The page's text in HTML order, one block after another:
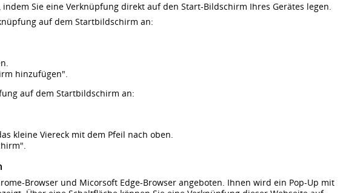
Sie eine Verknüpfung direkt auf den Start-Bildschirm Ihres Gerätes legen.
auf dem Startbildschirm an:
hinzufügen".
auf dem Startbildschirm an:
kleine Viereck mit dem Pfeil nach oben.
Browser und Micorsoft Edge-Browser angeboten. Ihnen wird ein Pop-Up mit